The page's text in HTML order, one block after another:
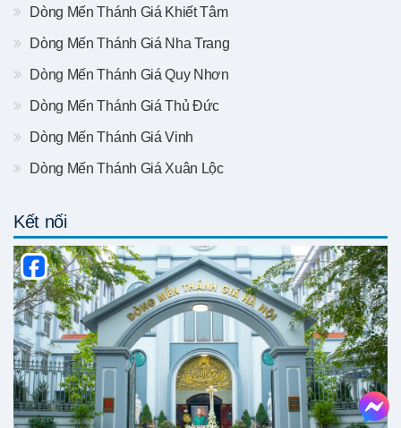
Dòng Mến Thánh Giá Khiết Tâm
Dòng Mến Thánh Giá Nha Trang
Dòng Mến Thánh Giá Quy Nhơn
Dòng Mến Thánh Giá Thủ Đức
Dòng Mến Thánh Giá Vinh
Dòng Mến Thánh Giá Xuân Lộc
Kết nối